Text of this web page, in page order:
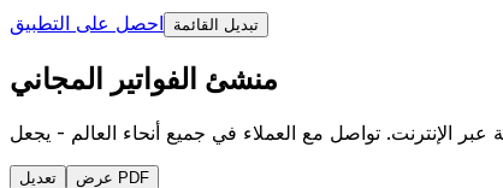
احصل على التطبيق
تبديل القائمة
منشئ الفواتير المجاني
تعديل عرض PDF